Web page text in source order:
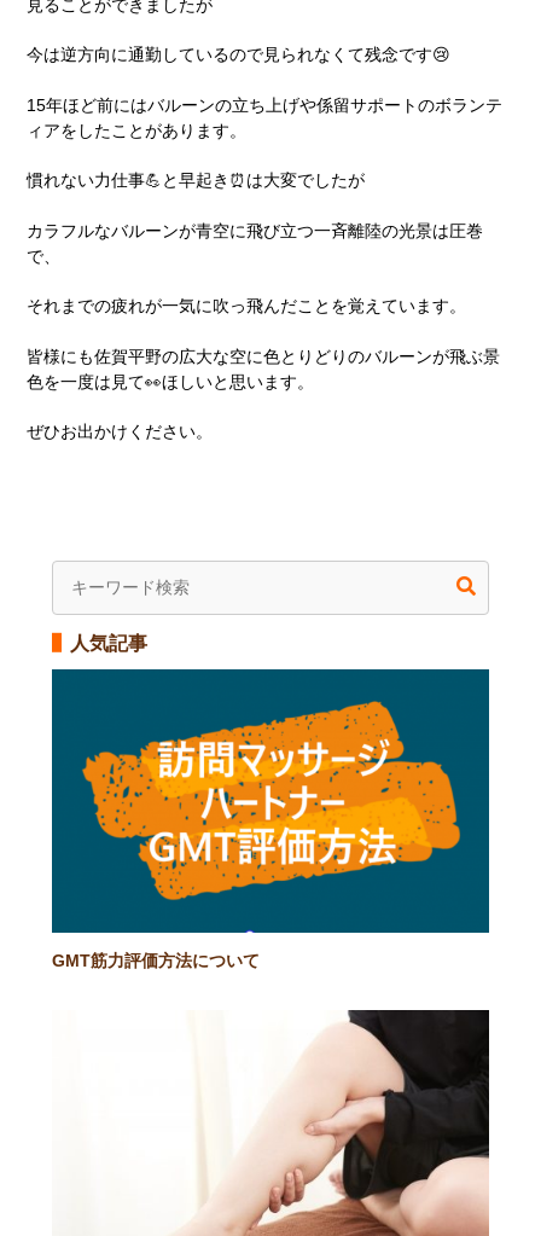
見ることができましたが
今は逆方向に通勤しているので見られなくて残念です😢
15年ほど前にはバルーンの立ち上げや係留サポートのボランテ
ィアをしたことがあります。
慣れない力仕事💪と早起き⏰は大変でしたが
カラフルなバルーンが青空に飛び立つ一斉離陸の光景は圧巻
で、
それまでの疲れが一気に吹っ飛んだことを覚えています。
皆様にも佐賀平野の広大な空に色とりどりのバルーンが飛ぶ景
色を一度は見て👀ほしいと思います。
ぜひお出かけください。
人気記事
GMT筋力評価方法について